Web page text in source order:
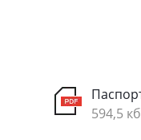
594,5 кб